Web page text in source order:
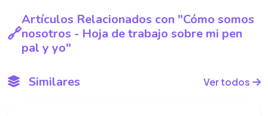
Artículos Relacionados con "Cómo somos
nosotros - Hoja de trabajo sobre mi pen
pal y yo"
Similares Ver todos